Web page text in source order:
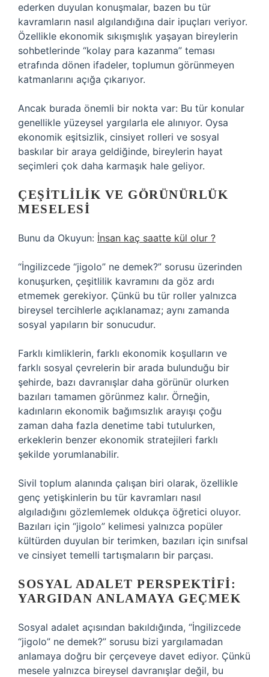
ederken duyulan konuşmalar, bazen bu tür
kavramların nasıl algılandığına dair ipuçları veriyor.
Özellikle ekonomik sıkışmışlık yaşayan bireylerin
sohbetlerinde “kolay para kazanma” teması
etrafında dönen ifadeler, toplumun görünmeyen
katmanlarını açığa çıkarıyor.
Ancak burada önemli bir nokta var: Bu tür konular
genellikle yüzeysel yargılarla ele alınıyor. Oysa
ekonomik eşitsizlik, cinsiyet rolleri ve sosyal
baskılar bir araya geldiğinde, bireylerin hayat
seçimleri çok daha karmaşık hale geliyor.
ÇEŞITLILIK VE GÖRÜNÜRLÜK
MESELESI
Bunu da Okuyun: İnsan kaç saatte kül olur ?
“İngilizcede “jigolo” ne demek?” sorusu üzerinden
konuşurken, çeşitlilik kavramını da göz ardı
etmemek gerekiyor. Çünkü bu tür roller yalnızca
bireysel tercihlerle açıklanamaz; aynı zamanda
sosyal yapıların bir sonucudur.
Farklı kimliklerin, farklı ekonomik koşulların ve
farklı sosyal çevrelerin bir arada bulunduğu bir
şehirde, bazı davranışlar daha görünür olurken
bazıları tamamen görünmez kalır. Örneğin,
kadınların ekonomik bağımsızlık arayışı çoğu
zaman daha fazla denetime tabi tutulurken,
erkeklerin benzer ekonomik stratejileri farklı
şekilde yorumlanabilir.
Sivil toplum alanında çalışan biri olarak, özellikle
genç yetişkinlerin bu tür kavramları nasıl
algıladığını gözlemlemek oldukça öğretici oluyor.
Bazıları için “jigolo” kelimesi yalnızca popüler
kültürden duyulan bir terimken, bazıları için sınıfsal
ve cinsiyet temelli tartışmaların bir parçası.
SOSYAL ADALET PERSPEKTIFI:
YARGIDAN ANLAMAYA GEÇMEK
Sosyal adalet açısından bakıldığında, “İngilizcede
“jigolo” ne demek?” sorusu bizi yargılamadan
anlamaya doğru bir çerçeveye davet ediyor. Çünkü
mesele yalnızca bireysel davranışlar değil, bu